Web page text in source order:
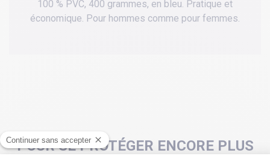
100 % PVC, 400 grammes, en bleu. Pratique et
économique. Pour hommes comme pour femmes.
POUR SE PROTÉGER ENCORE PLUS